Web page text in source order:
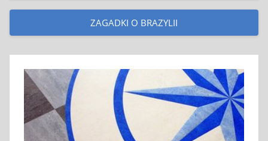
ZAGADKI O BRAZYLII